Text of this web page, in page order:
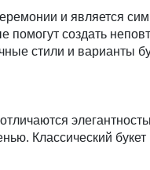
и является
создать
стили и варианты
Классический